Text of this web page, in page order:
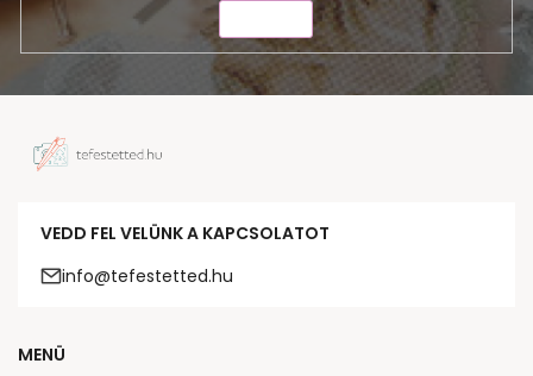
VEDD FEL VELÜNK A KAPCSOLATOT
info@tefestetted.hu
MENÜ